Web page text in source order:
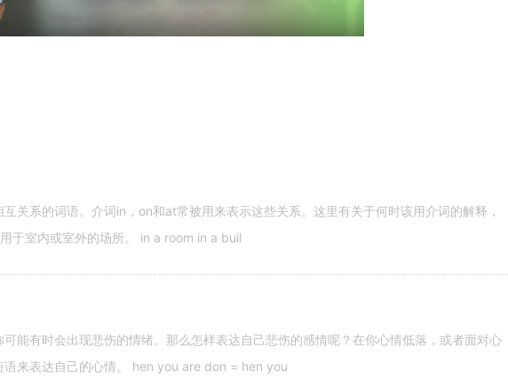
关系的词语。介词in，on和at常被用来表示这些关系。这里有关于何时该用介词的解释，
于室内或室外的场所。 in a room in a buil
能有时会出现悲伤的情绪。那么怎样表达自己悲伤的感情呢？在你心情低落，或者面对心
来表达自己的心情。 hen you are don = hen you